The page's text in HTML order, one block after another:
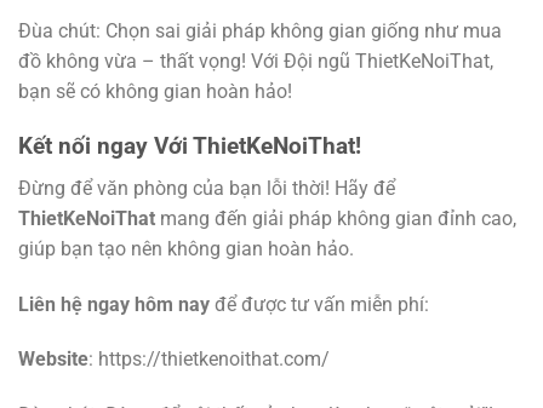
Đùa chút: Chọn sai giải pháp không gian giống như mua
đồ không vừa – thất vọng! Với Đội ngũ ThietKeNoiThat,
bạn sẽ có không gian hoàn hảo!
Kết nối ngay Với ThietKeNoiThat!
Đừng để văn phòng của bạn lỗi thời! Hãy để
ThietKeNoiThat mang đến giải pháp không gian đỉnh cao,
giúp bạn tạo nên không gian hoàn hảo.
Liên hệ ngay hôm nay để được tư vấn miễn phí:
Website: https://thietkenoithat.com/